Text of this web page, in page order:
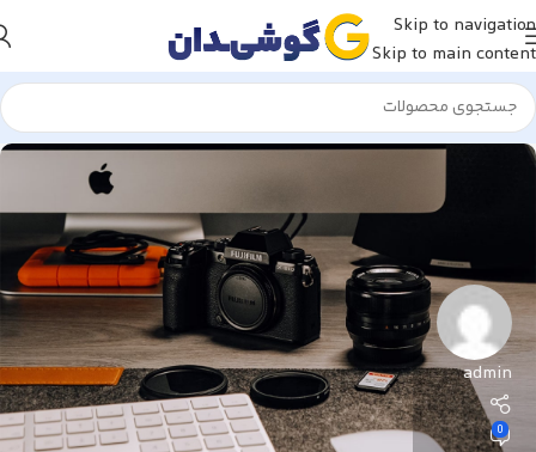
Skip to navigation
Skip to main content
admin
0